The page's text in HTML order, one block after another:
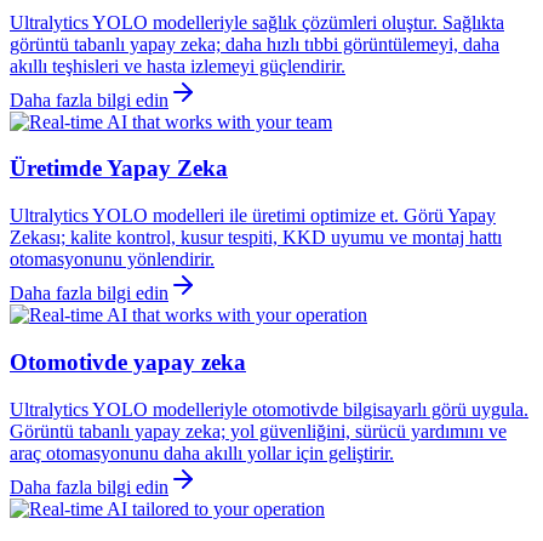
Ultralytics YOLO modelleriyle sağlık çözümleri oluştur. Sağlıkta
görüntü tabanlı yapay zeka; daha hızlı tıbbi görüntülemeyi, daha
akıllı teşhisleri ve hasta izlemeyi güçlendirir.
Daha fazla bilgi edin
Üretimde Yapay Zeka
Ultralytics YOLO modelleri ile üretimi optimize et. Görü Yapay
Zekası; kalite kontrol, kusur tespiti, KKD uyumu ve montaj hattı
otomasyonunu yönlendirir.
Daha fazla bilgi edin
Otomotivde yapay zeka
Ultralytics YOLO modelleriyle otomotivde bilgisayarlı görü uygula.
Görüntü tabanlı yapay zeka; yol güvenliğini, sürücü yardımını ve
araç otomasyonunu daha akıllı yollar için geliştirir.
Daha fazla bilgi edin